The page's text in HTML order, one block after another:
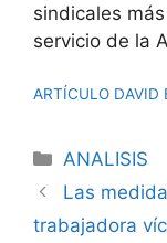
sindicales
servicio de la
ARTÍCULO DAVID
ANALISIS
Las
trabajadora